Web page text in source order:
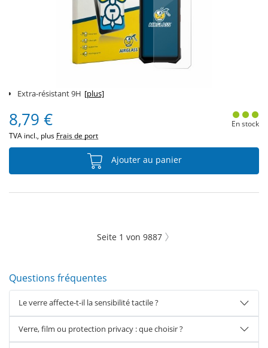
Extra-résistant 9H [plus]
8,79 €
TVA incl., plus Frais de port
En stock
Ajouter au panier
Seite 1 von 9887
Questions fréquentes
Le verre affecte-t-il la sensibilité tactile ?
Verre, film ou protection privacy : que choisir ?